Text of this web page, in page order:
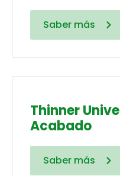
Saber más
Thinner
Acabado
Saber más